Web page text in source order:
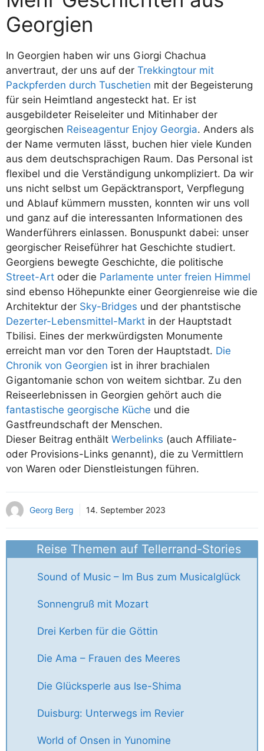
Georgien
In Georgien haben wir uns Giorgi Chachua
anvertraut, der uns auf der Trekkingtour mit
Packpferden durch Tuschetien mit der Begeisterung
für sein Heimtland angesteckt hat. Er ist
ausgebildeter Reiseleiter und Mitinhaber der
georgischen Reiseagentur Enjoy Georgia. Anders als
der Name vermuten lässt, buchen hier viele Kunden
aus dem deutschsprachigen Raum. Das Personal ist
flexibel und die Verständigung unkompliziert. Da wir
uns nicht selbst um Gepäcktransport, Verpflegung
und Ablauf kümmern mussten, konnten wir uns voll
und ganz auf die interessanten Informationen des
Wanderführers einlassen. Bonuspunkt dabei: unser
georgischer Reiseführer hat Geschichte studiert.
Georgiens bewegte Geschichte, die politische
Street-Art oder die Parlamente unter freien Himmel
sind ebenso Höhepunkte einer Georgienreise wie die
Architektur der Sky-Bridges und der phantstische
Dezerter-Lebensmittel-Markt in der Hauptstadt
Tbilisi. Eines der merkwürdigsten Monumente
erreicht man vor den Toren der Hauptstadt. Die
Chronik von Georgien ist in ihrer brachialen
Gigantomanie schon von weitem sichtbar. Zu den
Reiseerlebnissen in Georgien gehört auch die
fantastische georgische Küche und die
Gastfreundschaft der Menschen.
Dieser Beitrag enthält Werbelinks (auch Affiliate-
oder Provisions-Links genannt), die zu Vermittlern
von Waren oder Dienstleistungen führen.
Georg Berg 14. September 2023
Reise Themen auf Tellerrand-Stories
Sound of Music – Im Bus zum Musicalglück
Sonnengruß mit Mozart
Drei Kerben für die Göttin
Die Ama – Frauen des Meeres
Die Glücksperle aus Ise-Shima
Duisburg: Unterwegs im Revier
World of Onsen in Yunomine